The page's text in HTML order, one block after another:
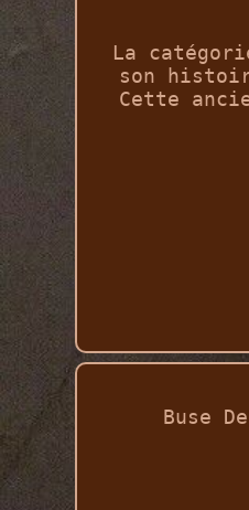
La
son
Cette
Buse